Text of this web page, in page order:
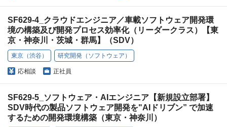
SF629-4_クラウドエンジニア／車載ソフトウェア開発環
境の構築及び開発プロセス効率化（リーダークラス）【東
京・神奈川・茨城・群馬】（SDV）
東京（渋谷） 研究開発（ソフトウェア）
応相談 正社員
SF629-5_ソフトウェア・AIエンジニア【新規設立部署】
SDV時代の製品ソフトウェア開発を"AIドリブン” で加速
するための開発環境構築（東京・神奈川）